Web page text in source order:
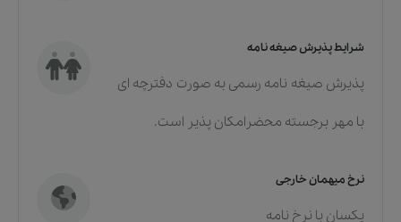
شرایط پذیرش صیغه نامه
پذیرش صیغه نامه رسمی به صورت دفترچه ای
با مهر برجسته محضرامکان پذیر است.
نرخ میهمان خارجی
یکسان با نرخ نامه